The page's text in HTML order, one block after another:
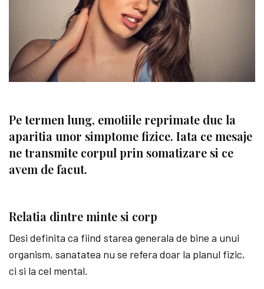
Pe termen lung, emotiile reprimate duc la
aparitia unor simptome fizice. Iata ce mesaje
ne transmite corpul prin somatizare si ce
avem de facut.
Relatia dintre minte si corp
Desi definita ca fiind starea generala de bine a unui
organism, sanatatea nu se refera doar la planul fizic,
ci si la cel mental.